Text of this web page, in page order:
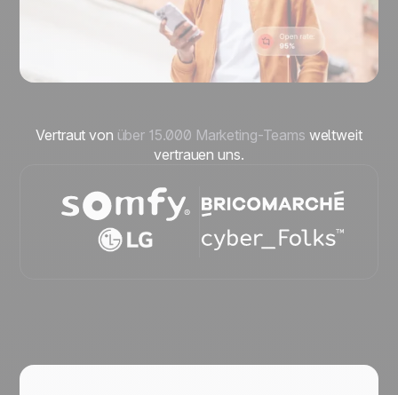
Vertraut von über 15.000 Marketing-Teams weltweit
vertrauen uns.